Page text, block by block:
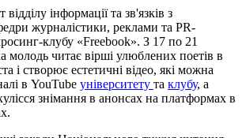
інформації та зв'язків з
журналістики, реклами та PR-
клубу «Freebook». З 17 по 21
молодь читає вірші улюблених поетів в
і створює естетичні відео, які можна
в YouTube університету та клубу, а
знімання в анонсах на платформах в